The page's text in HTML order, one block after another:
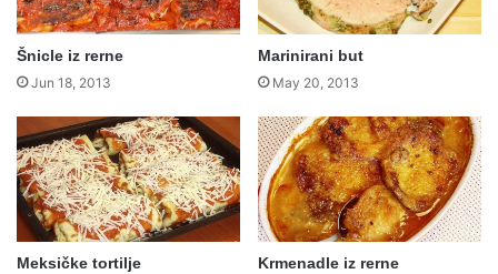
Šnicle iz rerne
Jun 18, 2013
Marinirani but
May 20, 2013
Meksičke tortilje Krmenadle iz rerne